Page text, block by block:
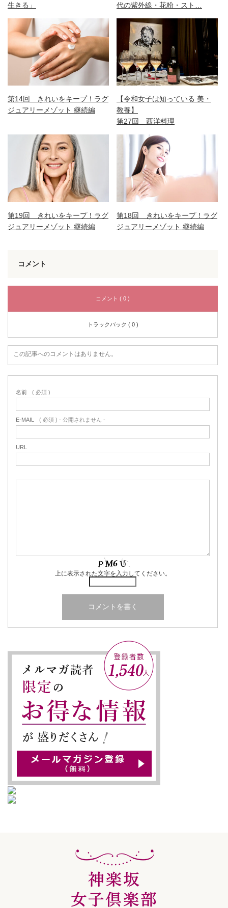
生きる」
代の紫外線・花粉・スト…
第14回 きれいをキープ！ラグ
ジュアリーメゾット 継続編
【令和女子は知っている 美・
教養】
第27回 西洋料理
第19回 きれいをキープ！ラグ
ジュアリーメゾット 継続編
第18回 きれいをキープ！ラグ
ジュアリーメゾット 継続編
コメント
コメント ( 0 )
トラックバック ( 0 )
この記事へのコメントはありません。
名前 ( 必須 )
E-MAIL ( 必須 ) - 公開されません -
URL
上に表示された文字を入力してください。